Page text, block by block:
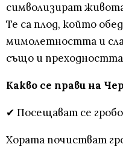
символизират
Те са плод, който
мимолетността и
също и
Какво се прави на
✔ Посещават се
Хората почистват